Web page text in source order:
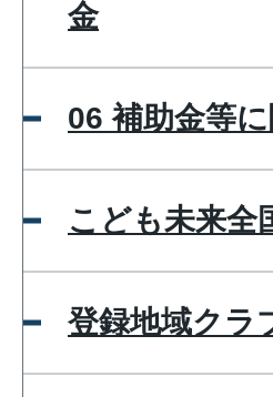
金
06 補助金等
こども未来全
登録地域クラ